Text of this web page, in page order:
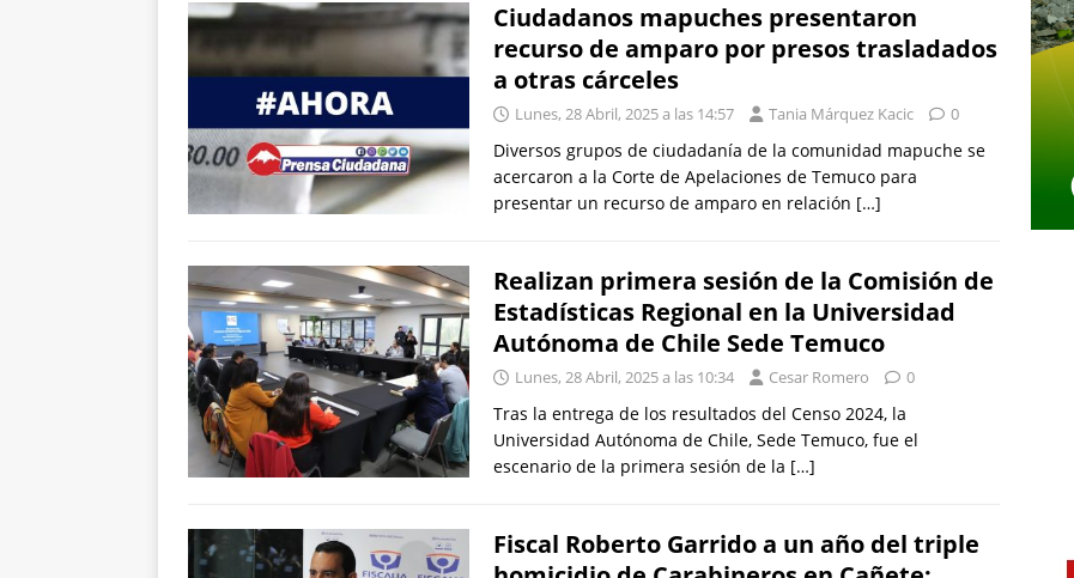
Ciudadanos mapuches presentaron
recurso de amparo por presos trasladados
a otras cárceles
Lunes, 28 Abril, 2025 a las 14:57 Tania Márquez Kacic 0
Diversos grupos de ciudadanía de la comunidad mapuche se
acercaron a la Corte de Apelaciones de Temuco para
presentar un recurso de amparo en relación […]
Realizan primera sesión de la Comisión de
Estadísticas Regional en la Universidad
Autónoma de Chile Sede Temuco
Lunes, 28 Abril, 2025 a las 10:34 Cesar Romero 0
Tras la entrega de los resultados del Censo 2024, la
Universidad Autónoma de Chile, Sede Temuco, fue el
escenario de la primera sesión de la […]
Fiscal Roberto Garrido a un año del triple